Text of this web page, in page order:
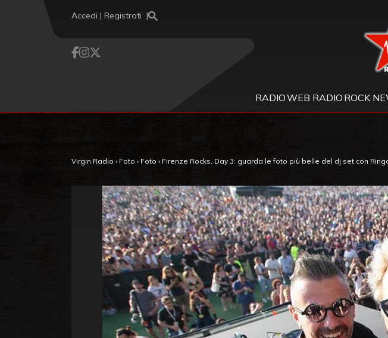
Accedi | Registrati
RADIOWEB RADIO ROCK
Virgin Radio › Foto › Foto › Firenze Rocks, Day 3: guarda le foto più belle del dj set con